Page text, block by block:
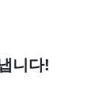
니다!